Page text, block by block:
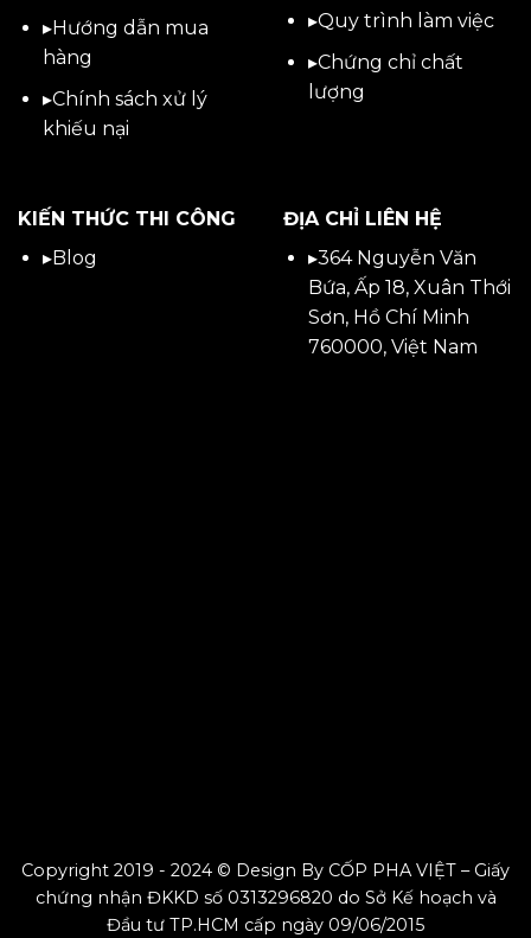
▸Hướng dẫn mua
hàng
▸Chính sách xử lý
khiếu nại
▸Quy trình làm việc
▸Chứng chỉ chất
lượng
KIẾN THỨC THI CÔNG
▸Blog
ĐỊA CHỈ LIÊN HỆ
▸364 Nguyễn Văn
Bứa, Ấp 18, Xuân Thới
Sơn, Hồ Chí Minh
760000, Việt Nam
Copyright 2019 - 2024 © Design By CỐP PHA VIỆT – Giấy
chứng nhận ĐKKD số 0313296820 do Sở Kế hoạch và
Đầu tư TP.HCM cấp ngày 09/06/2015